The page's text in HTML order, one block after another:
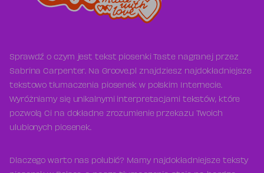
Sprawdź o czym jest tekst piosenki Taste nagranej przez
Sabrina Carpenter. Na Groove.pl znajdziesz najdokładniejsze
tekstowo tłumaczenia piosenek w polskim Internecie.
Wyróżniamy się unikalnymi interpretacjami tekstów, które
pozwolą Ci na dokładne zrozumienie przekazu Twoich
ulubionych piosenek.
Dlaczego warto nas polubić? Mamy najdokładniejsze teksty